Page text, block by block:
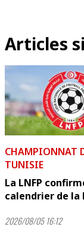
Articles
CHAMPIONNAT
TUNISIE
La LNFP
calendrier de la
2026/08/05 16:12